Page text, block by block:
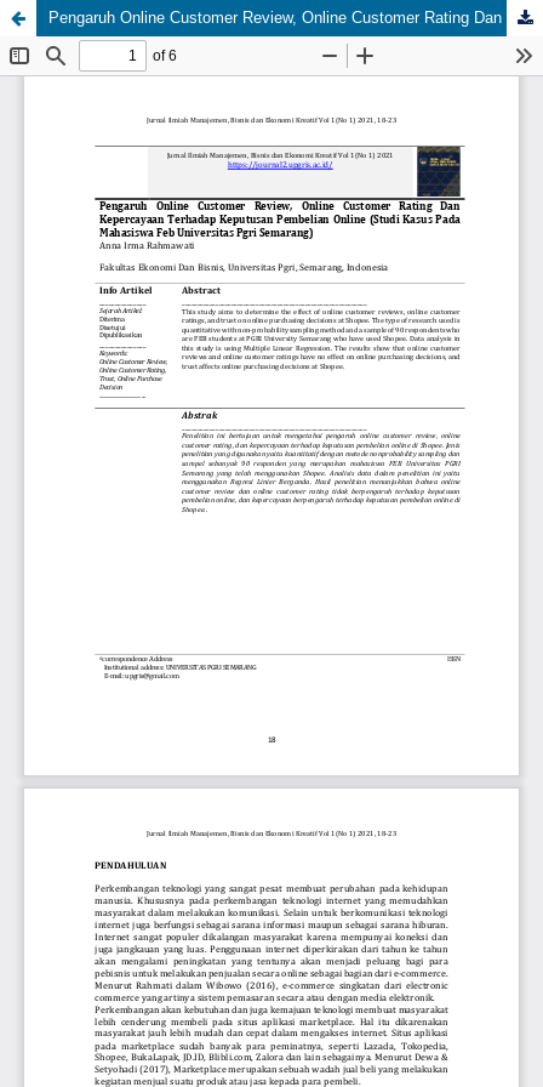
Pengaruh Online Customer Review, Online Customer Rating Dan Kepercayaan Terhadap Keputusan Pembelian Online (Studi Kasus Pada Mahasiswa Feb Universitas Pgri Semarang)